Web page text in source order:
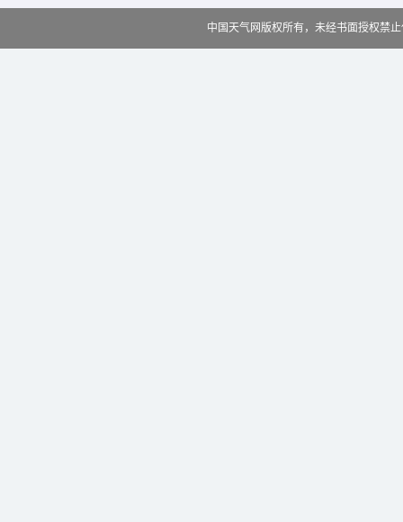
中国天气网版权所有，未经书面授权